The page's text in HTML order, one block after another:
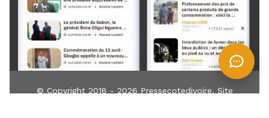
© Copyright 2018 - 2026 Pressecotedivoire. Site